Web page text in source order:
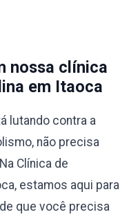
nossa clínica
em Itaoca
lutando contra a
não precisa
Clínica de
estamos aqui para
que você precisa